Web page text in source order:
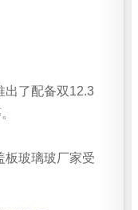
出了配备双12.3